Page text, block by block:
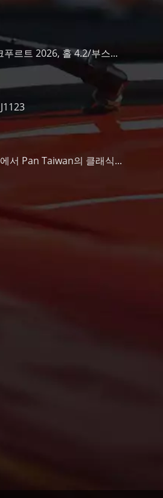
르트 2026, 홀 4.2/부스...
서 Pan Taiwan의 클래식...